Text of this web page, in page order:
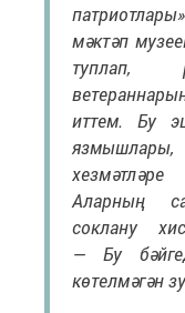
мәктәп
туплап,
иттем. Бу
Аларның
соклану
— Бу
көтелмәгән